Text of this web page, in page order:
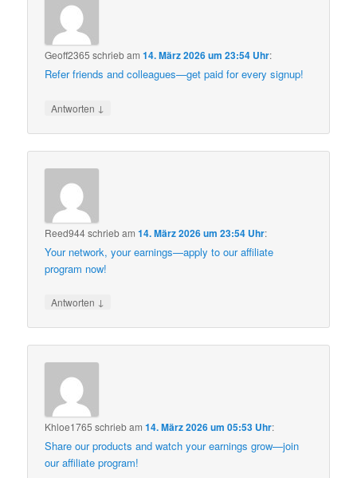
Geoff2365 schriebam14. März 2026 um 23:54 Uhr:
Refer friends and colleagues—get paid for every signup!
Antworten ↓
Reed944schriebam14. März 2026 um 23:54 Uhr:
Your network, your earnings—apply to our affiliate
program now!
Antworten ↓
Khloe1765 schriebam14. März 2026 um 05:53 Uhr:
Share our products and watch your earnings grow—join
our affiliate program!